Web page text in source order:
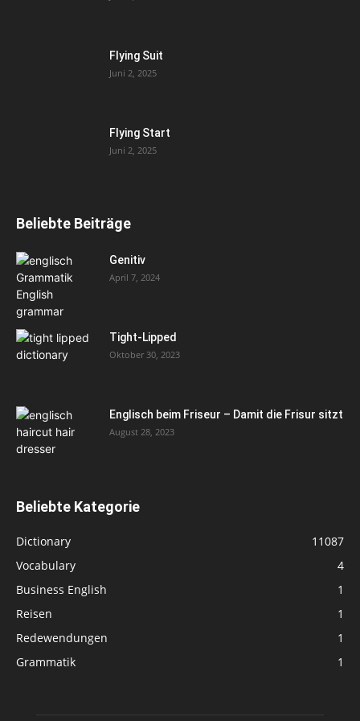
Flying Suit
Juni 2, 2025
Flying Start
Juni 2, 2025
Beliebte Beiträge
Genitiv
April 7, 2024
Tight-Lipped
Oktober 30, 2023
Englisch beim Friseur – Damit die Frisur sitzt
August 28, 2023
Beliebte Kategorie
Dictionary
11087
Vocabulary
4
Business English
1
Reisen
1
Redewendungen
1
Grammatik
1